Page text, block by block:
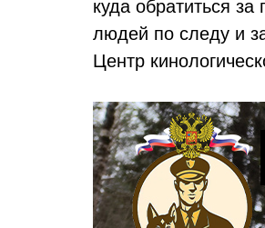
куда обратиться
людей по следу и
Центр